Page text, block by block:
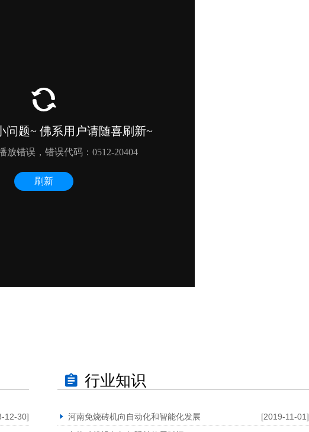
12-30]
行业知识
河南免烧砖机向自动化和智能化发展
[2019-11-01]